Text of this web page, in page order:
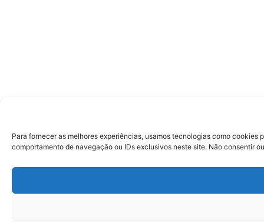
Para fornecer as melhores experiências, usamos tecnologias como
comportamento de navegação ou IDs exclusivos neste site. Não consentir